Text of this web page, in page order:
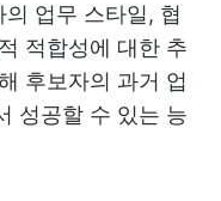
업무 스타일, 협
적합성에 대한 추
후보자의 과거 업
성공할 수 있는 능